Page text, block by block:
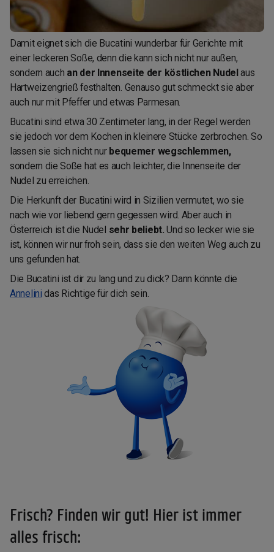
Damit eignet sich die Bucatini wunderbar für Gerichte mit
einer leckeren Soße, denn die kann sich nicht nur außen,
sondern auch an der Innenseite der köstlichen Nudelaus
Hartweizengrieß festhalten. Genauso gut schmeckt sie aber
auch nur mit Pfeffer und etwas Parmesan.
Bucatini sind etwa 30 Zentimeter lang, in der Regel werden
sie jedoch vor dem Kochen in kleinere Stücke zerbrochen. So
lassen sie sich nicht nur bequemer wegschlemmen,
sondern die Soße hat es auch leichter, die Innenseite der
Nudel zu erreichen.
Die Herkunft der Bucatini wird in Sizilien vermutet, wo sie
nach wie vor liebend gern gegessen wird. Aber auch in
Österreich ist die Nudel sehr beliebt.Und so lecker wie sie
ist, können wir nur froh sein, dass sie den weiten Weg auch zu
uns gefunden hat.
Die Bucatini ist dir zu lang und zu dick? Dann könnte die
Annelini das Richtige für dich sein.
Frisch? Finden wir gut! Hier ist immer
alles frisch: